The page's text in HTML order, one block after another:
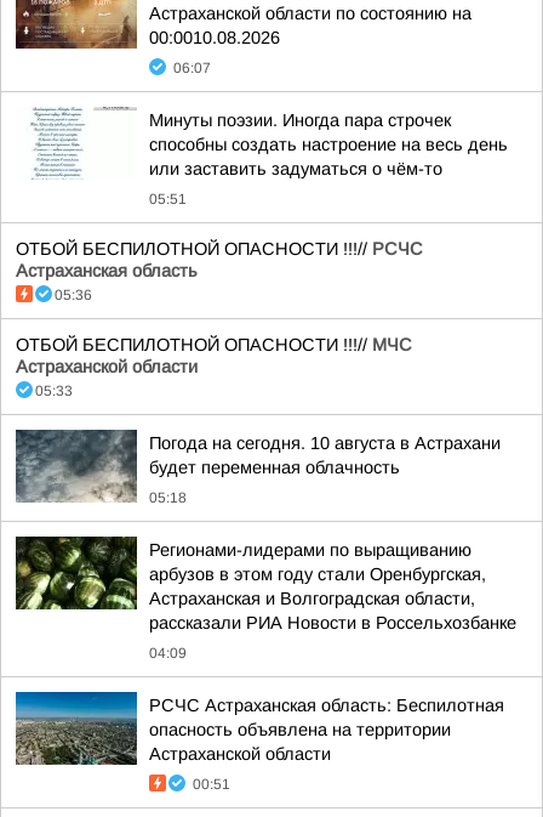
Астраханской области по состоянию на
00:0010.08.2026
06:07
Минуты поэзии. Иногда пара строчек
способны создать настроение на весь день
или заставить задуматься о чём-то
05:51
ОТБОЙ БЕСПИЛОТНОЙ ОПАСНОСТИ !!!// РСЧС
Астраханская область
05:36
ОТБОЙ БЕСПИЛОТНОЙ ОПАСНОСТИ !!!// МЧС
Астраханской области
05:33
Погода на сегодня. 10 августа в Астрахани
будет переменная облачность
05:18
Регионами-лидерами по выращиванию
арбузов в этом году стали Оренбургская,
Астраханская и Волгоградская области,
рассказали РИА Новости в Россельхозбанке
04:09
РСЧС Астраханская область: Беспилотная
опасность объявлена на территории
Астраханской области
00:51